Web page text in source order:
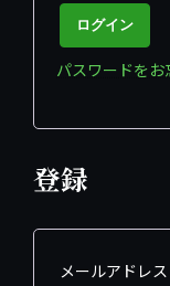
ログイン
パスワードをお
登録
メールアドレス